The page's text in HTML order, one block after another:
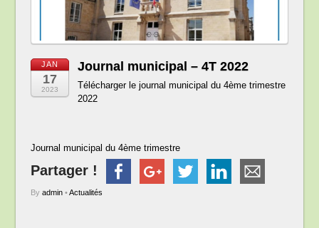
JAN
17
2023
Journal municipal – 4T 2022
Télécharger le journal municipal du 4ème trimestre
2022
Journal municipal du 4ème trimestre
Partager !
By admin• Actualités